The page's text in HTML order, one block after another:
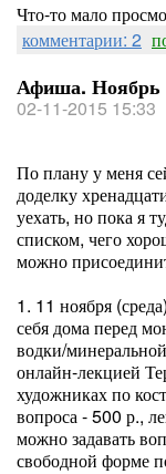
Что-то мало
комментарии: 2
Афиша. Ноябрь
02-11-2015 15:33
По плану у меня
доделку
уехать, но пока я
списком, чего
можно
1. 11 ноября
себя дома перед
водки/
онлайн-лекцией
художниках по
вопроса - 500 р.,
можно задавать
свободной форме